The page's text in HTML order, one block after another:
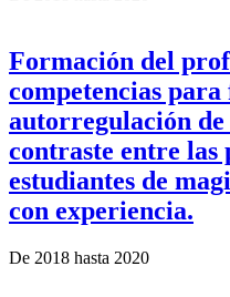
Formación del
competencias
autorregulación
contraste entre las
estudiantes de
con experiencia.
De 2018 hasta 2020